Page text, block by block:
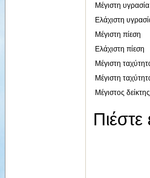
Μέγιστη υγρασία
Ελάχιστη
Μέγιστη πίεση
Ελάχιστη πίεση
Μέγιστη
Μέγιστη
Μέγιστος